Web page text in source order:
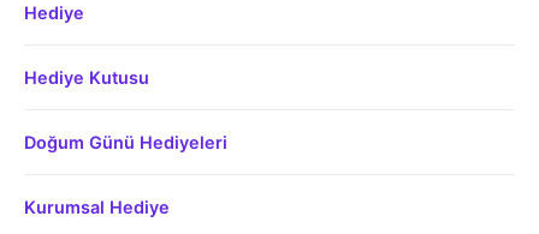
Hediye
Hediye Kutusu
Doğum Günü Hediyeleri
Kurumsal Hediye